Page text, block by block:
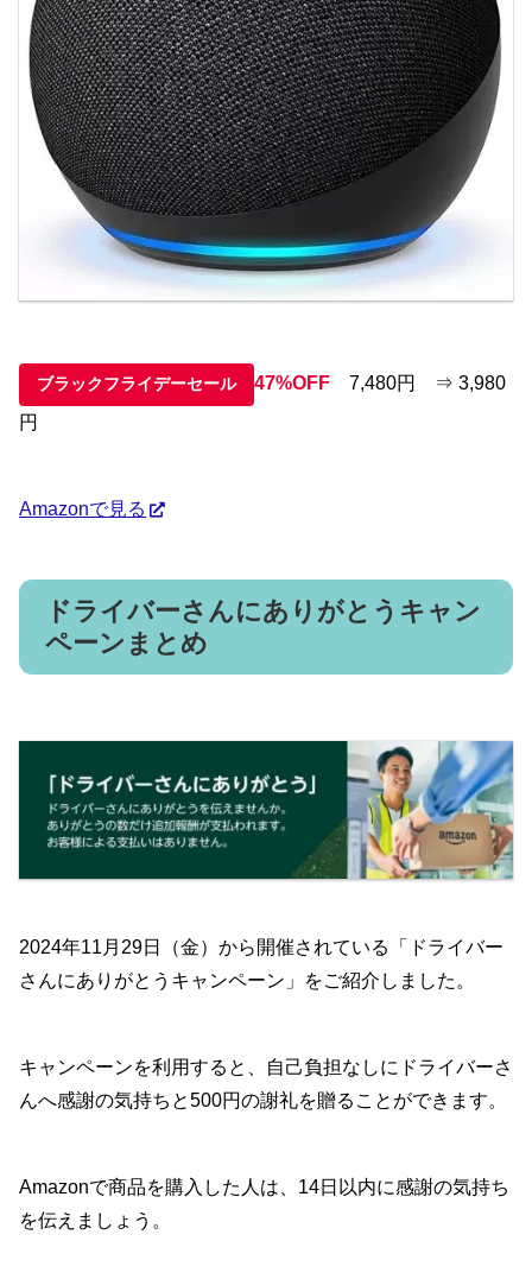
ブラックフライデーセール 47%OFF 7,480円 ⇒ 3,980
円
Amazonで見る
ドライバーさんにありがとうキャン
ペーンまとめ
2024年11月29日（金）から開催されている「ドライバー
さんにありがとうキャンペーン」をご紹介しました。
キャンペーンを利用すると、自己負担なしにドライバーさ
んへ感謝の気持ちと500円の謝礼を贈ることができます。
Amazonで商品を購入した人は、14日以内に感謝の気持ち
を伝えましょう。